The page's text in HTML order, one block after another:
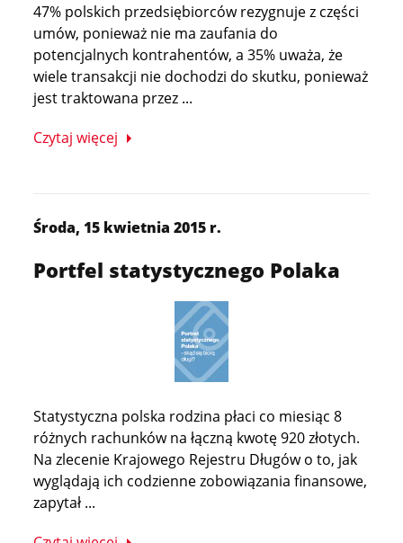
47% polskich przedsiębiorców rezygnuje z części
umów, ponieważ nie ma zaufania do
potencjalnych kontrahentów, a 35% uważa, że
wiele transakcji nie dochodzi do skutku, ponieważ
jest traktowana przez ...
Czytaj więcej
Środa, 15 kwietnia 2015 r.
Portfel statystycznego Polaka
Statystyczna polska rodzina płaci co miesiąc 8
różnych rachunków na łączną kwotę 920 złotych.
Na zlecenie Krajowego Rejestru Długów o to, jak
wyglądają ich codzienne zobowiązania finansowe,
zapytał ...